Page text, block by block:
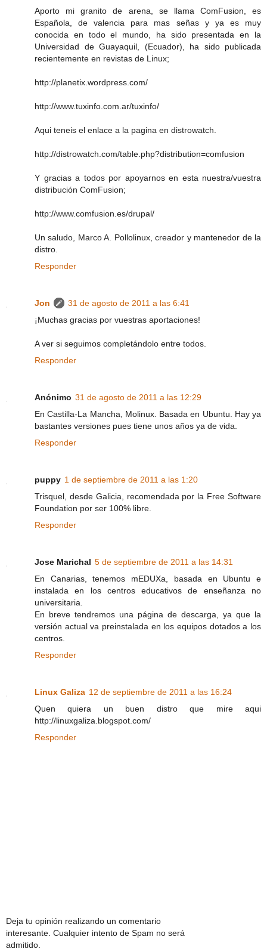
Aporto mi granito de arena, se llama ComFusion, es
Española, de valencia para mas señas y ya es muy
conocida en todo el mundo, ha sido presentada en la
Universidad de Guayaquil, (Ecuador), ha sido publicada
recientemente en revistas de Linux;
http://planetix.wordpress.com/
http://www.tuxinfo.com.ar/tuxinfo/
Aqui teneis el enlace a la pagina en distrowatch.
http://distrowatch.com/table.php?distribution=comfusion
Y gracias a todos por apoyarnos en esta nuestra/vuestra
distribución ComFusion;
http://www.comfusion.es/drupal/
Un saludo, Marco A. Pollolinux, creador y mantenedor de la
distro.
Responder
Jon
31 de agosto de 2011 a las 6:41
¡Muchas gracias por vuestras aportaciones!
A ver si seguimos completándolo entre todos.
Responder
Anónimo 31 de agosto de 2011 a las 12:29
En Castilla-La Mancha, Molinux. Basada en Ubuntu. Hay ya
bastantes versiones pues tiene unos años ya de vida.
Responder
puppy 1 de septiembre de 2011 a las 1:20
Trisquel, desde Galicia, recomendada por la Free Software
Foundation por ser 100% libre.
Responder
Jose Marichal 5 de septiembre de 2011 a las 14:31
En Canarias, tenemos mEDUXa, basada en Ubuntu e
instalada en los centros educativos de enseñanza no
universitaria.
En breve tendremos una página de descarga, ya que la
versión actual va preinstalada en los equipos dotados a los
centros.
Responder
Linux Galiza 12 de septiembre de 2011 a las 16:24
Quen quiera un buen distro que mire aqui
http://linuxgaliza.blogspot.com/
Responder
Deja tu opinión realizando un comentario
interesante. Cualquier intento de Spam no será
admitido.